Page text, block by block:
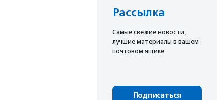
Рассылка
Cамые свежие новости,
лучшие материалы в вашем
почтовом ящике
Подписаться